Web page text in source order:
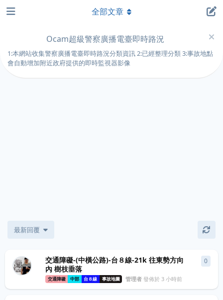
Ocam超級警察廣播電臺即時路況
1:本網站收集警察廣播電臺即時路況分類資訊 2:已經整理分類 3:事故地點
會自動增加附近政府提供的即時監視器影像
全部文章
最新回覆
交通障礙-(中橫公路)-台８線-21k 往東勢方向
內 樹枝垂落
交通障礙 中部 台８線 事故地圖 管理者 發佈於3 小時前
0